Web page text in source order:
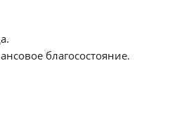
благосостояние.